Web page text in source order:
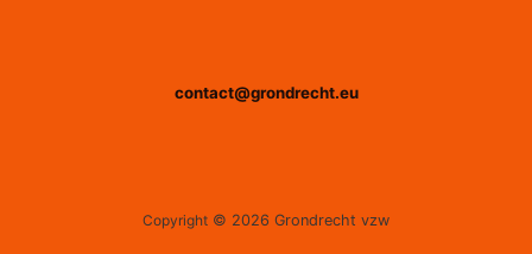
contact@grondrecht.eu
Copyright © 2026 Grondrecht vzw